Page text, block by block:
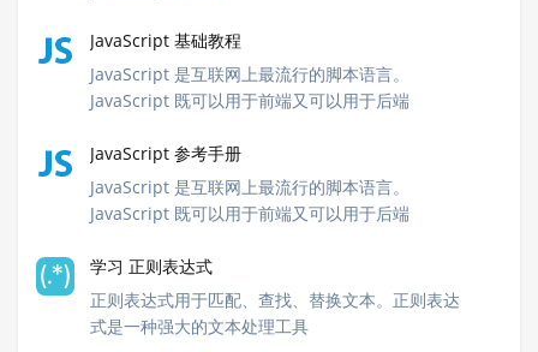
JavaScript 基础教程
JavaScript 是互联网上最流行的脚本语言。
JavaScript 既可以用于前端又可以用于后端
JavaScript 参考手册
JavaScript 是互联网上最流行的脚本语言。
JavaScript 既可以用于前端又可以用于后端
学习 正则表达式
正则表达式用于匹配、查找、替换文本。正则表达
式是一种强大的文本处理工具